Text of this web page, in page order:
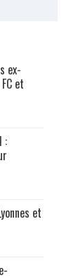
ex-
et
:
et